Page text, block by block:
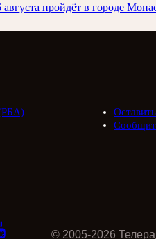
пройдёт в городе
© 2005-2026